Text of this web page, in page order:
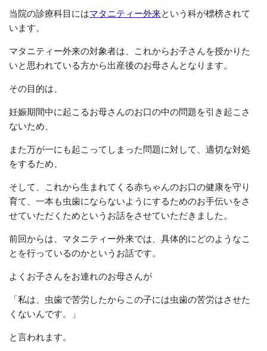
当院の診療科目にはマタニティー外来という科が標榜されて
います。
マタニティー外来の対象者は、これからお子さんを授かりた
いと思われている方から出産後のお母さんとなります。
その目的は、
妊娠期間中に起こるお母さんのお口の中の問題を引き起こさ
ないため、
また万が一にも起こってしまった問題に対して、適切な対処
をするため、
そして、これから生まれてくる赤ちゃんのお口の健康を守り
育て、一本も虫歯にならないようにするためのお手伝いをさ
せていただくためというお話をさせていただきました。
前回からは、マタニティー外来では、具体的にどのようなこ
とを行っているのかというお話です。
よくお子さんをお連れのお母さんが
「私は、虫歯で苦労したからこの子には虫歯の苦労はさせた
くないんです。」
と言われます。